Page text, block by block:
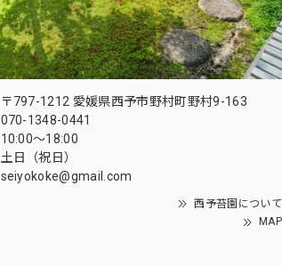
〒797-1212 愛媛県西予市野村町野村9-163
070-1348-0441
10:00〜18:00
土日（祝日）
seiyokoke@gmail.com
西予苔園について
MAP